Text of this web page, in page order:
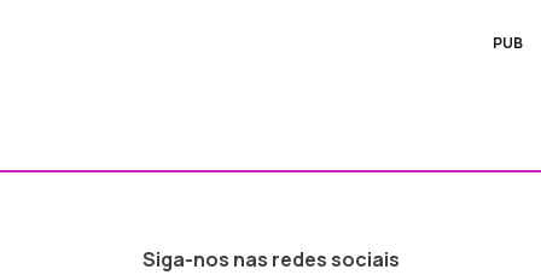
PUB
Siga-nos nas redes sociais